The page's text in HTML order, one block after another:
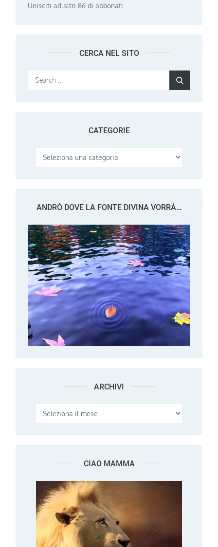
Unisciti ad altri 86 di abbonati
CERCA NEL SITO
Search
CATEGORIE
Categorie
ANDRÒ DOVE LA FONTE DIVINA VORRÀ…
ARCHIVI Archivi
CIAO MAMMA